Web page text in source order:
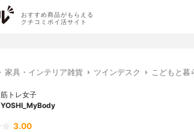
おすすめ商品がもらえる
クチコミポイ活サイト
家具・インテリア雑貨 ツインデスク こどもと暮
筋トレ女子
YOSHI_MyBody
3.00